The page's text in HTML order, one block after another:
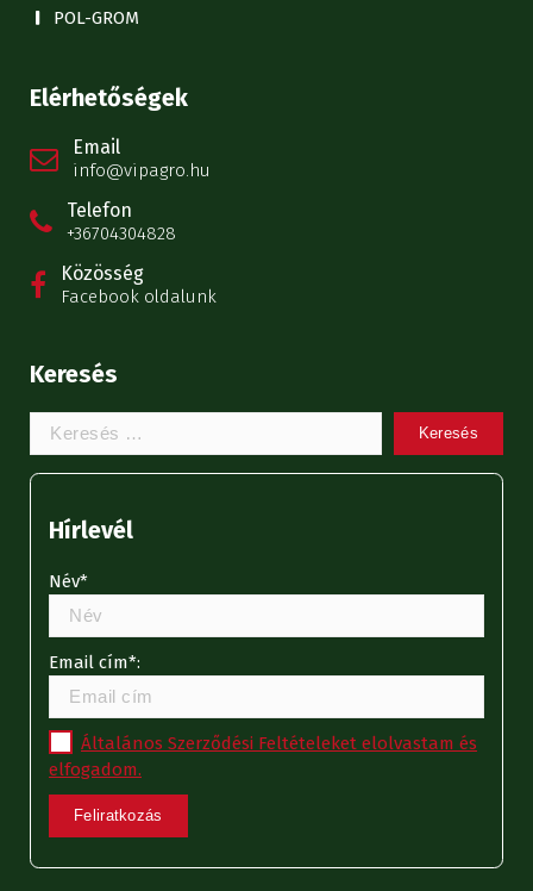
POL-GROM
Elérhetőségek
Email
info@vipagro.hu
Telefon
+36704304828
Közösség
Facebook oldalunk
Keresés
Keresem:
Hírlevél
Név*
Email cím*:
Általános Szerződési Feltételeket elolvastam és
elfogadom.